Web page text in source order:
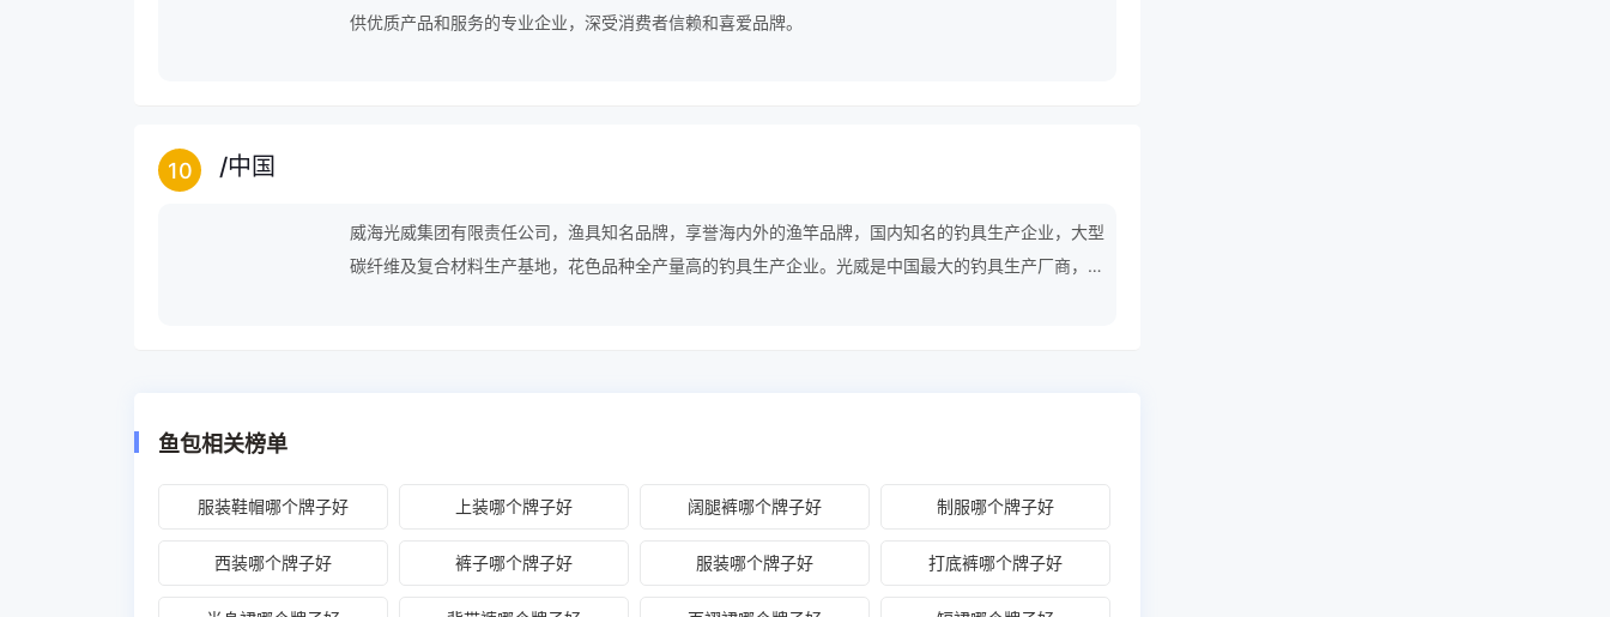
供优质产品和服务的专业企业，深受消费者信赖和喜爱品牌。
10 /中国
威海光威集团有限责任公司，渔具知名品牌，享誉海内外的渔竿品牌，国内知名的钓具生产企业，大型
碳纤维及复合材料生产基地，花色品种全产量高的钓具生产企业。光威是中国最大的钓具生产厂商，鱼
鱼包相关榜单
服装鞋帽哪个牌子好 上装哪个牌子好 阔腿裤哪个牌子好 制服哪个牌子好
西装哪个牌子好 裤子哪个牌子好 服装哪个牌子好 打底裤哪个牌子好